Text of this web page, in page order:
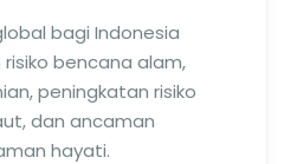
bagi Indonesia
bencana alam,
peningkatan risiko
dan ancaman
hayati.